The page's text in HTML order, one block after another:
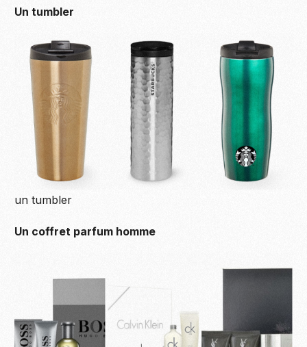
Un tumbler
un tumbler
Un coffret parfum homme